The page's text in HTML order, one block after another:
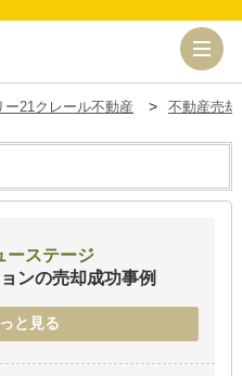
21クレール不動産 不動産売却
ーステージ
ンの売却成功事例
と見る